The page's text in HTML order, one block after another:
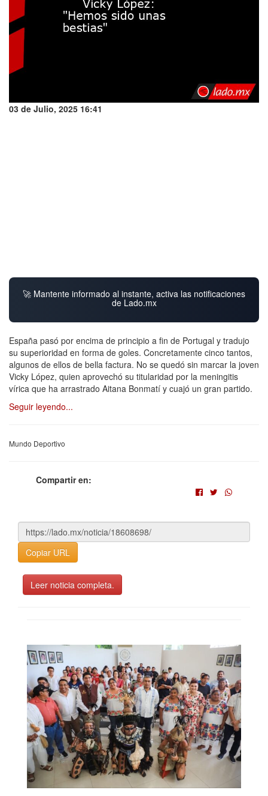
03 de Julio, 2025 16:41
🚀 Mantente informado al instante, activa las notificaciones
de Lado.mx
España pasó por encima de principio a fin de Portugal y tradujo
su superioridad en forma de goles. Concretamente cinco tantos,
algunos de ellos de bella factura. No se quedó sin marcar la joven
Vicky López, quien aprovechó su titularidad por la meningitis
vírica que ha arrastrado Aitana Bonmatí y cuajó un gran partido.
Seguir leyendo...
Mundo Deportivo
Compartir en:
Copiar URL
Leer noticia completa.